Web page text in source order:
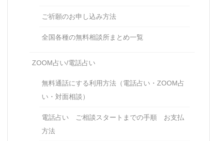
ご祈願のお申し込み方法
全国各種の無料相談所まとめ一覧
ZOOM占い/電話占い
無料通話にする利用方法（電話占い・ZOOM占
い・対面相談）
電話占い ご相談スタートまでの手順 お支払
方法